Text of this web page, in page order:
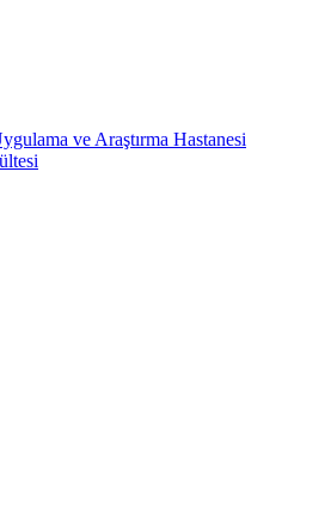
ve Araştırma Hastanesi